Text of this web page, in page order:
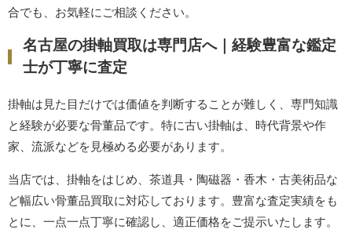
合でも、お気軽にご相談ください。
名古屋の掛軸買取は専門店へ｜経験豊富な鑑定
士が丁寧に査定
掛軸は見た目だけでは価値を判断することが難しく、専門知識
と経験が必要な骨董品です。特に古い掛軸は、時代背景や作
家、流派などを見極める必要があります。
当店では、掛軸をはじめ、茶道具・陶磁器・香木・古美術品な
ど幅広い骨董品買取に対応しております。豊富な査定実績をも
とに、一点一点丁寧に確認し、適正価格をご提示いたします。